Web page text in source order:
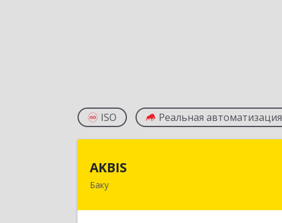
ISO Реальная автоматизация
AKBIS
БакуAZ1007, Азербайджан, г. Баку, ул. Ак.